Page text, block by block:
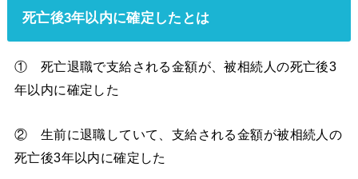
死亡後3年以内に確定したとは
① 死亡退職で支給される金額が、被相続人の死亡後3
年以内に確定した
② 生前に退職していて、支給される金額が被相続人の
死亡後3年以内に確定した